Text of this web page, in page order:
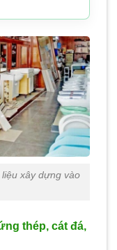
xây dựng vào
thép, cát đá,